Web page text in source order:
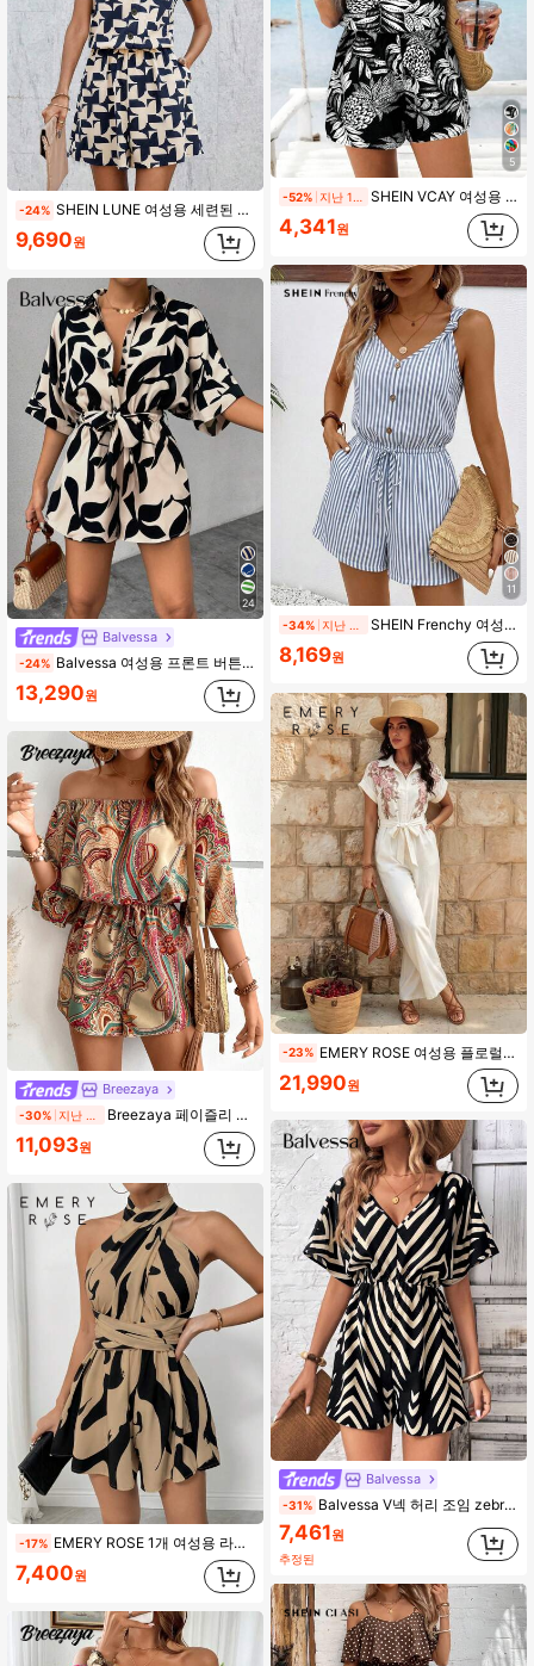
-24% SHEIN LUNE 여성용 세련된 노치 브이넥 프린트 루즈핏 점프수트, 캐주얼
9,690원
24
Balvessa
-24% Balvessa 여성용 프론트 버튼 반소매 프린트 프론트 타이 캐주얼 점프수트
13,290원
Breezaya
-30% Breezaya 페이즐리 프린트 오픈숄더 앞 매듭 점프슈트 반바지
11,093원
-17% EMERY ROSE 1개 여성용 라인 프린트 크로스 랩 플레이수트 롬퍼, 휴가용 의류
7,400원
5
-52% SHEIN VCAY 여성용 웨이브 프린트 반시어서 롬퍼, 미니멀리스트 & 패셔너블한 점프슈트 여름에 적합
4,341원
11
-34% SHEIN Frenchy 여성용 허리 밴딩 숏 롬퍼, 캐주얼 미니멀리스트 레트로 우아한 통근용 다용도 블루 & 화이트 스트라이프 프린트 패턴, 비치웨어, 휴가룩, 여성 여름 의상
8,169원
-23% EMERY ROSE 여성용 플로럴 프린트 허리 타이 캐주얼 데일리 점프수트
21,990원
Balvessa
-31% Balvessa V넥 허리 조임 zebra 줄무늬 리플 점프슈트
7,461원
추정된